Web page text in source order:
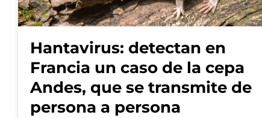
Hantavirus: detectan en
Francia un caso de la cepa
Andes, que se transmite de
persona a persona